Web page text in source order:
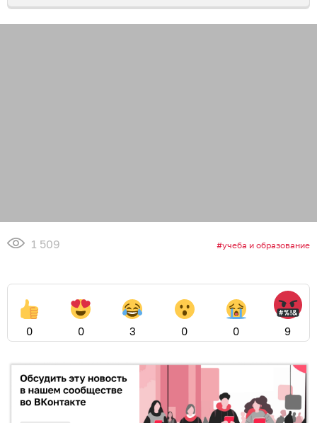
1 509 учеба и образование
0 0 3 0 0 9